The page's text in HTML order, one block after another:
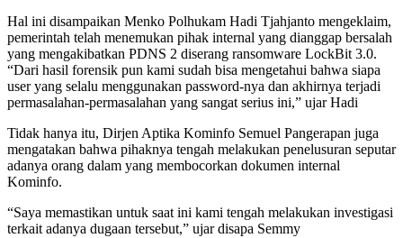
Hal ini disampaikan Menko Polhukam Hadi Tjahjanto mengeklaim,
pemerintah telah menemukan pihak internal yang dianggap bersalah
yang mengakibatkan PDNS 2 diserang ransomware LockBit 3.0.
“Dari hasil forensik pun kami sudah bisa mengetahui bahwa siapa
user yang selalu menggunakan password-nya dan akhirnya terjadi
permasalahan-permasalahan yang sangat serius ini,” ujar Hadi
Tidak hanya itu, Dirjen Aptika Kominfo Semuel Pangerapan juga
mengatakan bahwa pihaknya tengah melakukan penelusuran seputar
adanya orang dalam yang membocorkan dokumen internal
Kominfo.
“Saya memastikan untuk saat ini kami tengah melakukan investigasi
terkait adanya dugaan tersebut,” ujar disapa Semmy